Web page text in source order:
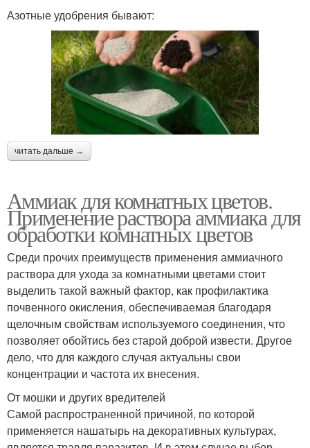
Азотные удобрения бывают:
читать дальше →
Аммиак для комнатных цветов.
Применение раствора аммиака для
обработки комнатных цветов
Среди прочих преимуществ применения аммиачного
раствора для ухода за комнатными цветами стоит
выделить такой важный фактор, как профилактика
почвенного окисления, обеспечиваемая благодаря
щелочным свойствам используемого соединения, что
позволяет обойтись без старой доброй извести. Другое
дело, что для каждого случая актуальны свои
концентрации и частота их внесения.
От мошки и других вредителей
Самой распространенной причиной, по которой
применяется нашатырь на декоративных культурах,